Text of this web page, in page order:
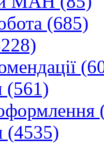
(685)
(561)
(4535)